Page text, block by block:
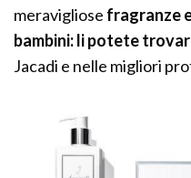
meravigliose fragranze
bambini: li potete
Jacadi e nelle migliori